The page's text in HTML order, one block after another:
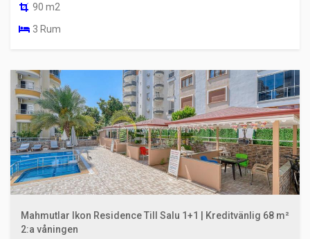
90 m2
3 Rum
Mahmutlar Ikon Residence Till Salu 1+1 | Kreditvänlig 68 m²
2:a våningen